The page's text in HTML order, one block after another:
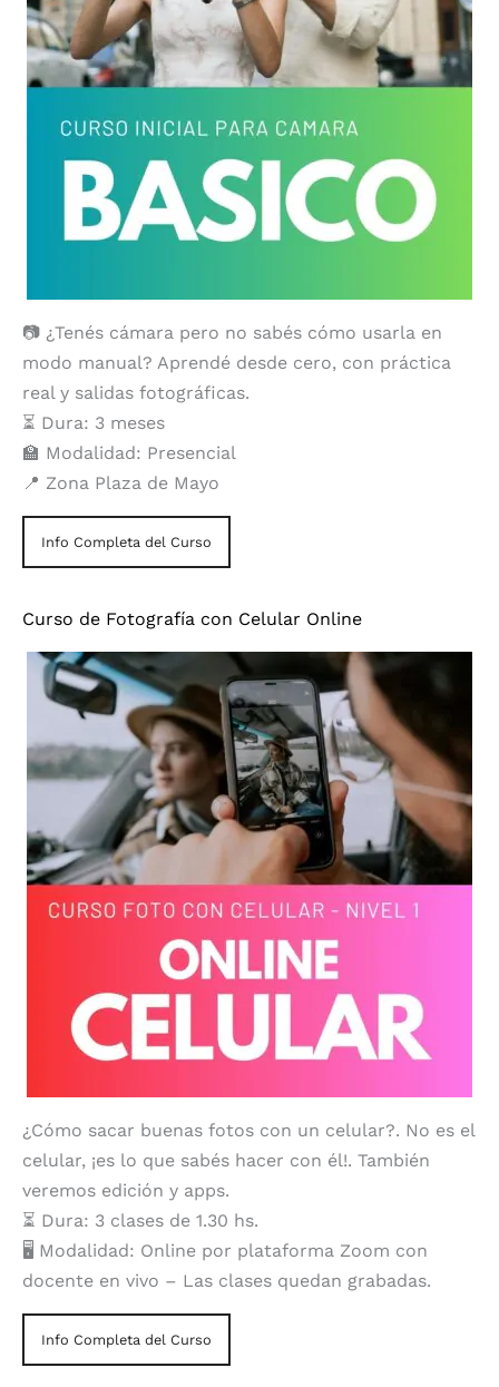
📷 ¿Tenés cámara pero no sabés cómo usarla en
modo manual? Aprendé desde cero, con práctica
real y salidas fotográficas.
⏳ Dura: 3 meses
🏫 Modalidad: Presencial
📍 Zona Plaza de Mayo
Info Completa del Curso
Curso de Fotografía con Celular Online
¿Cómo sacar buenas fotos con un celular?. No es el
celular, ¡es lo que sabés hacer con él!. También
veremos edición y apps.
⏳ Dura: 3 clases de 1.30 hs.
🖥️ Modalidad: Online por plataforma Zoom con
docente en vivo – Las clases quedan grabadas.
Info Completa del Curso